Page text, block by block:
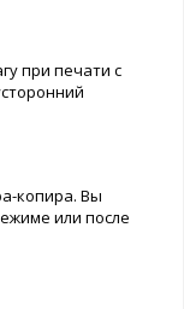
при печати с
копира. Вы
или после